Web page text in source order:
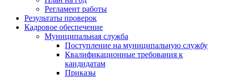
Регламент работы
Результаты проверок
Кадровое обеспечение
Муниципальная служба
Поступление на муниципальную службу
Квалификационные требования к
кандидатам
Приказы